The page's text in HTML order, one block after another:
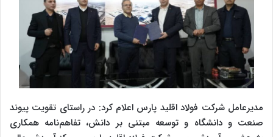
مدیرعامل شرکت فولاد اقلید پارس اعلام کرد: در راستای تقویت پیوند
صنعت و دانشگاه و توسعه مبتنی بر دانش، تفاهم‌نامه همکاری